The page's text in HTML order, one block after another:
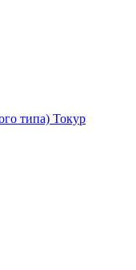
типа) Токур